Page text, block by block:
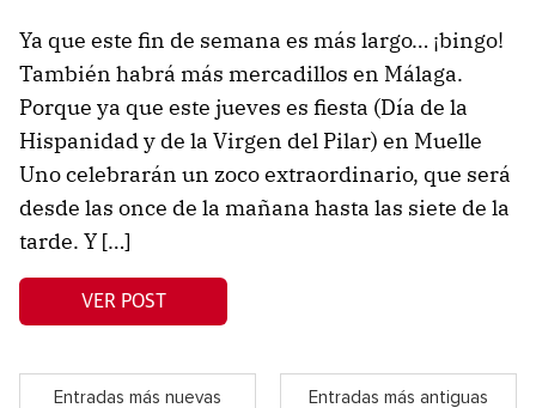
Ya que este fin de semana es más largo… ¡bingo!
También habrá más mercadillos en Málaga.
Porque ya que este jueves es fiesta (Día de la
Hispanidad y de la Virgen del Pilar) en Muelle
Uno celebrarán un zoco extraordinario, que será
desde las once de la mañana hasta las siete de la
tarde. Y […]
VER POST
Entradas más nuevas Entradas más antiguas